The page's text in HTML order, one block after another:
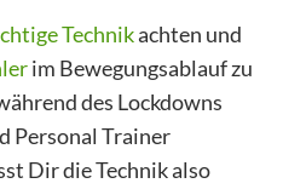
Technikachten und
im Bewegungsablauf zu
des Lockdowns
Personal Trainer
Dir die Technik also